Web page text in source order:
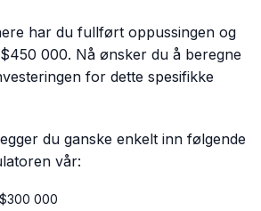
har du fullført oppussingen og
000. Nå ønsker du å beregne
for dette spesifikke
du ganske enkelt inn følgende
vår:
000